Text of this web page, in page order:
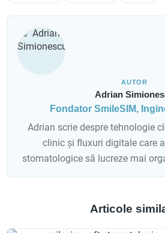
AUTOR
Adrian
Fondator SmileSIM,
Adrian scrie despre tehnologie
clinic și fluxuri digitale care
stomatologice să lucreze mai
Articole